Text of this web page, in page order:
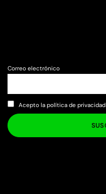
Correo electrónico
Acepto la política de privacidad